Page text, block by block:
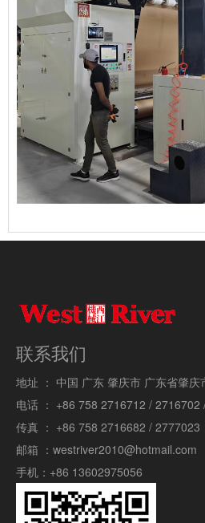
联系我们
地址 ： 中国 广东 肇庆市 广东省肇庆
电话 ： +86 758 2716712 / 2716702
传真 ： +86 758 2716682 / 2777023
邮箱 ： westriver2010@hotmail.com
手机： +86 13602975056